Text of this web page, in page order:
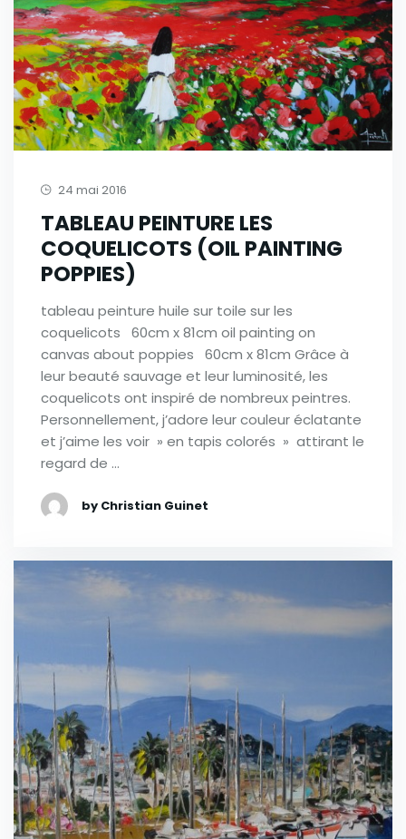
24 mai 2016
TABLEAU PEINTURE LES
COQUELICOTS (OIL PAINTING
POPPIES)
tableau peinture huile sur toile sur les
coquelicots 60cm x 81cm oil painting on
canvas about poppies 60cm x 81cm Grâce à
leur beauté sauvage et leur luminosité, les
coquelicots ont inspiré de nombreux peintres.
Personnellement, j’adore leur couleur éclatante
et j’aime les voir » en tapis colorés » attirant le
regard de …
by Christian Guinet